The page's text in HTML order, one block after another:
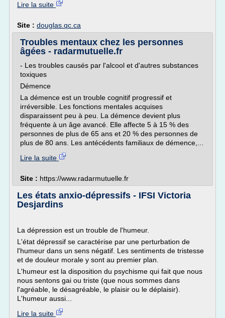
Lire la suite
Site : douglas.qc.ca
Troubles mentaux chez les personnes
âgées - radarmutuelle.fr
- Les troubles causés par l'alcool et d'autres substances
toxiques
Démence
La démence est un trouble cognitif progressif et
irréversible. Les fonctions mentales acquises
disparaissent peu à peu. La démence devient plus
fréquente à un âge avancé. Elle affecte 5 à 15 % des
personnes de plus de 65 ans et 20 % des personnes de
plus de 80 ans. Les antécédents familiaux de démence,...
Lire la suite
Site : https://www.radarmutuelle.fr
Les états anxio-dépressifs - IFSI Victoria
Desjardins
La dépression est un trouble de l'humeur.
L'état dépressif se caractérise par une perturbation de
l'humeur dans un sens négatif. Les sentiments de tristesse
et de douleur morale y sont au premier plan.
L'humeur est la disposition du psychisme qui fait que nous
nous sentons gai ou triste (que nous sommes dans
l'agréable, le désagréable, le plaisir ou le déplaisir).
L'humeur aussi...
Lire la suite